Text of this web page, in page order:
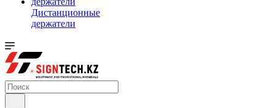
Дистанционные
держатели